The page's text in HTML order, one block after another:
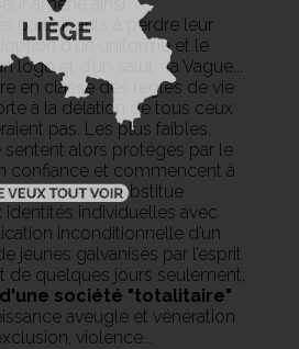
participants à perdre leur
d'un uniforme et le
logo et d’un salut : la Vague...
en classe des règles de vie
à la délation de tous ceux
pas. Les plus faibles,
sentent alors protégés par le
confiance et commencent à
collective se substitue
identités individuelles avec
inconditionnelle d’un
jeunes galvanisés par l’esprit
de quelques jours seulement,
société "totalitaire"
aveugle et vénération
violence...